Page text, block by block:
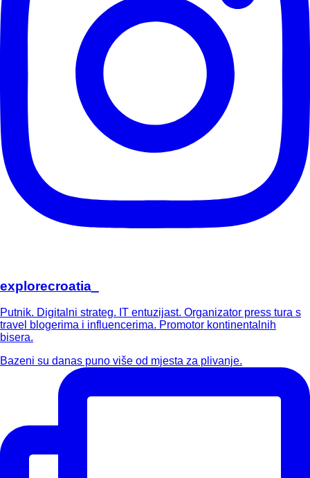
explorecroatia_
Putnik. Digitalni strateg. IT entuzijast. Organizator press tura s
travel blogerima i influencerima. Promotor kontinentalnih
bisera.
Bazeni su danas puno više od mjesta za plivanje.